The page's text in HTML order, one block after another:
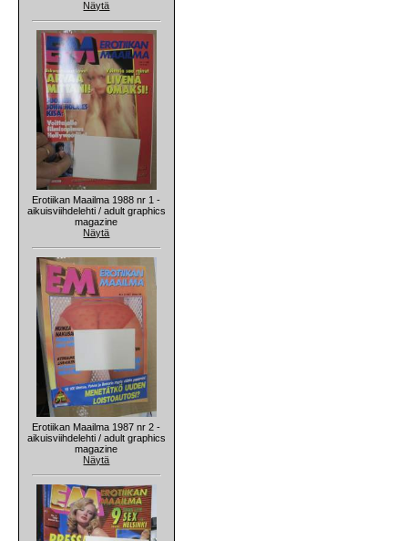
Näytä
Erotiikan Maailma 1988 nr 1 -
aikuisviihdelehti / adult graphics
magazine
Näytä
Erotiikan Maailma 1987 nr 2 -
aikuisviihdelehti / adult graphics
magazine
Näytä